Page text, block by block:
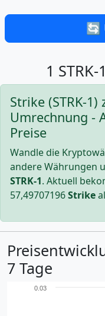
🔄
1
Strike (STRK-1)
Umrechnung -
Preise
Wandle die
andere Währungen
STRK-1. Aktuell
57,49707196Strike
7 Tage
0.03